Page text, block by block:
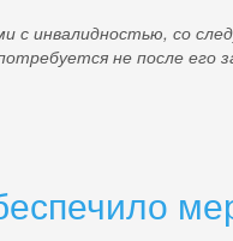
инвалидностью, со
не после его